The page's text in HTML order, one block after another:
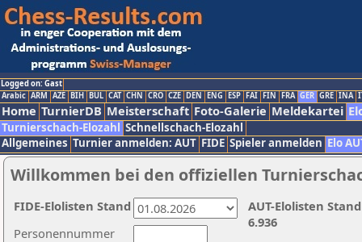
Logged on: Gast
Arabic ARM AZE BIH BUL CAT CHN CRO CZE DEN ENG ESP FAI FIN FRA GER GRE INA
Home TurnierDB Meisterschaft Foto-Galerie Meldekartei
Turnierschach-Elozahl Schnellschach-Elozahl
Allgemeines Turnier anmelden: AUT FIDE Spieler anmelden Elo
Willkommen bei den offiziellen
Personennummer
AUT-Elolisten
6.936
FIDE-Elolisten Stand